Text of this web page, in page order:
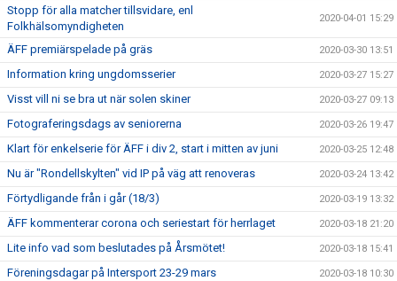
Stopp för alla matcher tillsvidare, enl
Folkhälsomyndigheten
2020-04-01 15:29
ÄFF premiärspelade på gräs 2020-03-30 13:51
Information kring ungdomsserier 2020-03-27 15:27
Visst vill ni se bra ut när solen skiner 2020-03-27 09:13
Fotograferingsdags av seniorerna 2020-03-26 19:47
Klart för enkelserie för ÄFF i div 2, start i mitten av juni 2020-03-25 12:48
Nu är "Rondellskylten" vid IP på väg att renoveras 2020-03-24 13:42
Förtydligande från i går (18/3) 2020-03-19 13:32
ÄFF kommenterar corona och seriestart för herrlaget 2020-03-18 21:20
Lite info vad som beslutades på Årsmötet! 2020-03-18 15:41
Föreningsdagar på Intersport 23-29 mars 2020-03-18 10:30